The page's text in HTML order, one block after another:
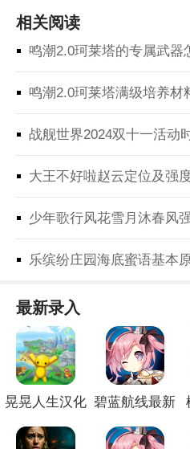
相关阅读
鸣潮2.0珂莱塔的专属武
鸣潮2.0珂莱塔满级培养材
战舰世界2024双十一活动
大王不好啦赵云定位及强
少年歌行风花雪月沐春风
乐缤纷庄园海底蜜语基本
最新录入
晃晃人生汉化 碧蓝航线最新